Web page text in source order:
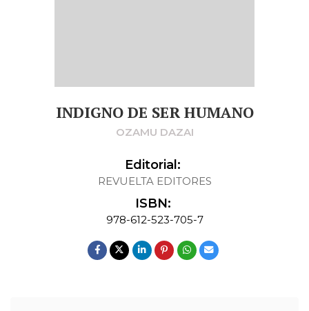
INDIGNO DE SER HUMANO
OZAMU DAZAI
Editorial:
REVUELTA EDITORES
ISBN:
978-612-523-705-7